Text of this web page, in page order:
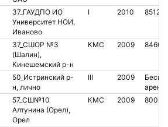
37_ГАУДПО ИО
Университет НОИ,
Иваново
I 2010
37_СШОР №3
(Шалин),
Кинешемский р-н
КМС 2009
50_Истринский р-
н, лично
III 2009
57_СШ№10
Алтунина (Орел),
Орел
КМС 2009